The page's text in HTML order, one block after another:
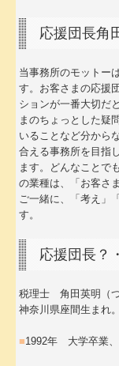
応援団長角
当事務所のモットー
す。お客さまの応援
ションが一番大切だ
まのちょっとした疑
いることなど分から
合える事務所を目指
ます。どんなことで
の業種は、「お客さ
ご一緒に、「考え」
す。
応援団長？
税理士 角田英明（つ
神奈川県座間生まれ。
■1992年 大学卒業、